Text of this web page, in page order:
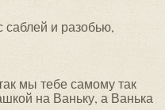
саблей и разобью,
мы тебе самому так
на Ваньку, а Ванька